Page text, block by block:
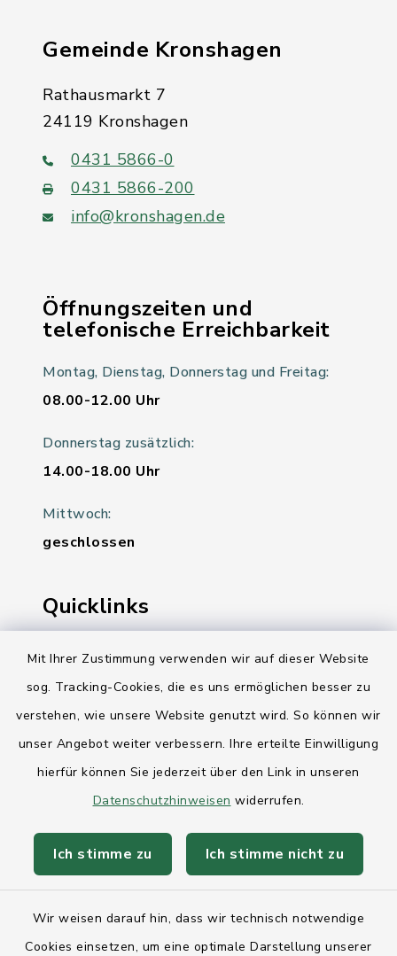
Mit Ihrer Zustimmung verwenden wir auf dieser Website
sog. Tracking-Cookies, die es uns ermöglichen besser zu
verstehen, wie unsere Website genutzt wird. So können wir
unser Angebot weiter verbessern. Ihre erteilte Einwilligung
hierfür können Sie jederzeit über den Link in unseren
Datenschutzhinweisen widerrufen.
Ich stimme zu Ich stimme nicht zu
Wir weisen darauf hin, dass wir technisch notwendige
Cookies einsetzen, um eine optimale Darstellung unserer
Gemeinde Kronshagen
Rathausmarkt 7
24119 Kronshagen
0431 5866-0
0431 5866-200
info@kronshagen.de
Öffnungszeiten und
telefonische Erreichbarkeit
Montag, Dienstag, Donnerstag und Freitag:
08.00-12.00 Uhr
Donnerstag zusätzlich:
14.00-18.00 Uhr
Mittwoch:
geschlossen
Quicklinks
Landesregierung Schleswig-Holstein
Kreis Rendsburg-Eckernförde
AktivRegion Mittelholstein
Kontakt
Anfahrt